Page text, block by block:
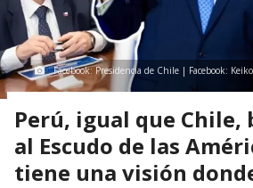
Facebook: Presidencia de Chile | Facebook:
Perú, igual que Chile,
al Escudo de las
tiene una visión